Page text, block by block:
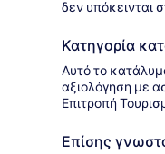
δεν υπόκεινται
Κατηγορία
Αυτό το
αξιολόγηση με
Επιτροπή
Επίσης